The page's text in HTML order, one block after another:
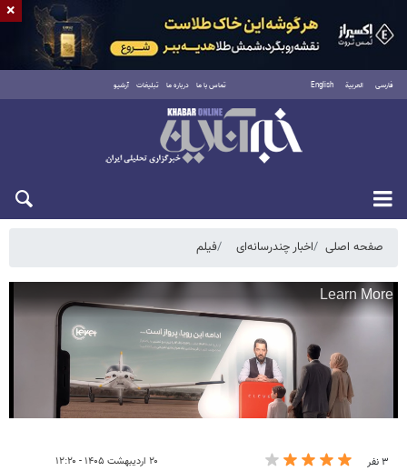
فارسی العربية English تماس با ما درباره ما تبلیغات آرشیو
شنبه ۱۷ مرداد ۱۴۰۵
صفحه اصلی اخبار چندرسانه‌ای فیلم
۳ نفر ۲۰ اردیبهشت ۱۴۰۵ - ۱۲:۲۰
×